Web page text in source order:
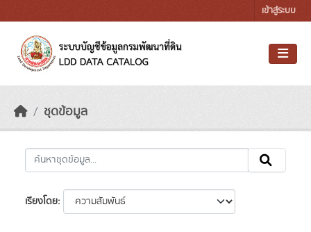
เข้าสู่ระบบ
ชุดข้อมูล
เรียงโดย